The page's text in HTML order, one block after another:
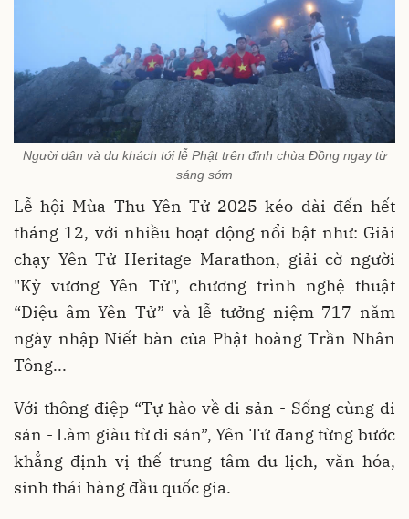
Người dân và du khách tới lễ Phật trên đỉnh chùa Đồng ngay từ
sáng sớm
Lễ hội Mùa Thu Yên Tử 2025 kéo dài đến hết
tháng 12, với nhiều hoạt động nổi bật như: Giải
chạy Yên Tử Heritage Marathon, giải cờ người
"Kỳ vương Yên Tử", chương trình nghệ thuật
“Diệu âm Yên Tử” và lễ tưởng niệm 717 năm
ngày nhập Niết bàn của Phật hoàng Trần Nhân
Tông...
Với thông điệp “Tự hào về di sản - Sống cùng di
sản - Làm giàu từ di sản”, Yên Tử đang từng bước
khẳng định vị thế trung tâm du lịch, văn hóa,
sinh thái hàng đầu quốc gia.